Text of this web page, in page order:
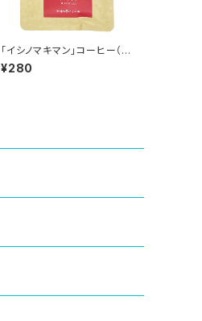
「イシノマキマン」コーヒー（グ
アテマラ）
¥280